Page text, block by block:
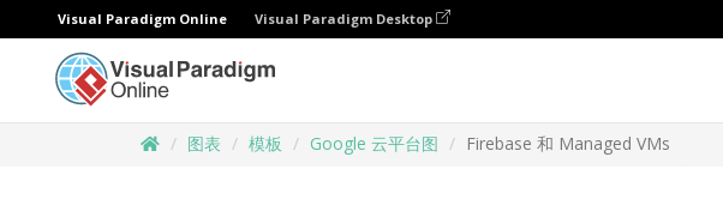
Visual Paradigm Online Visual Paradigm Desktop
图表 模板 Google 云平台图 Firebase 和 Managed VMs